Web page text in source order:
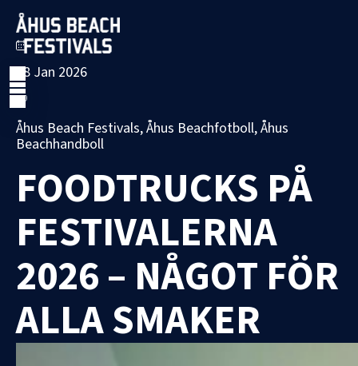
28 Jan 2026
Åhus Beach Festivals, Åhus Beachfotboll, Åhus
Beachhandboll
FOODTRUCKS PÅ
FESTIVALERNA
2026 – NÅGOT FÖR
ALLA SMAKER